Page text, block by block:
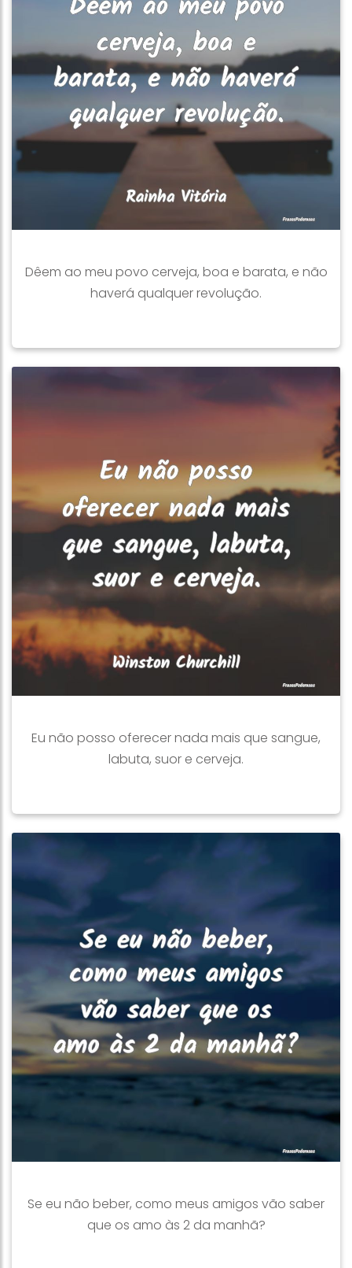
Dêem ao meu povo cerveja, boa e barata, e não
haverá qualquer revolução.
Eu não posso oferecer nada mais que sangue,
labuta, suor e cerveja.
Se eu não beber, como meus amigos vão saber
que os amo às 2 da manhã?